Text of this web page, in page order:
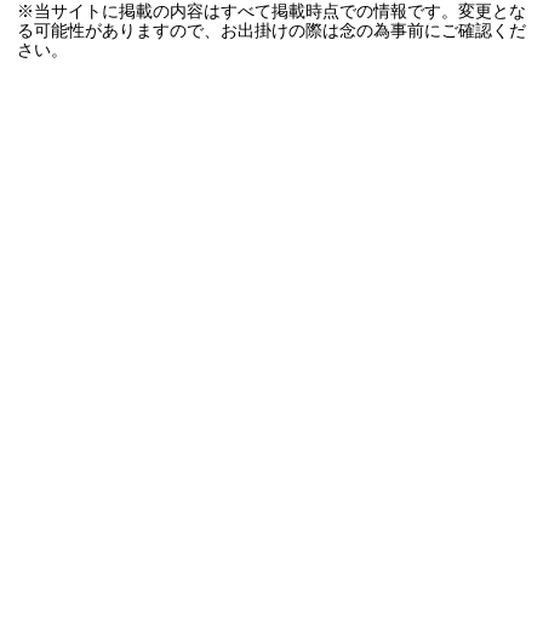
※当サイトに掲載の内容はすべて掲載時点での情報です。変更とな
る可能性がありますので、お出掛けの際は念の為事前にご確認くだ
さい。